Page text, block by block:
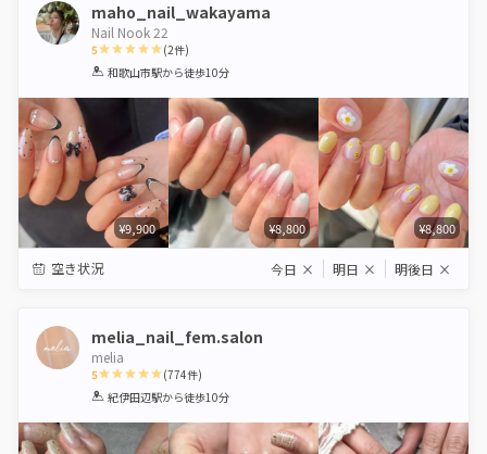
maho_nail_wakayama
Nail Nook 22
5
1 2 3 4 5
(2件)
和歌山市駅から徒歩10分
¥9,900 ¥8,800 ¥8,800
空き状況 今日 × 明日 × 明後日 ×
melia_nail_fem.salon
melia
5
1 2 3 4 5
(774件)
紀伊田辺駅から徒歩10分